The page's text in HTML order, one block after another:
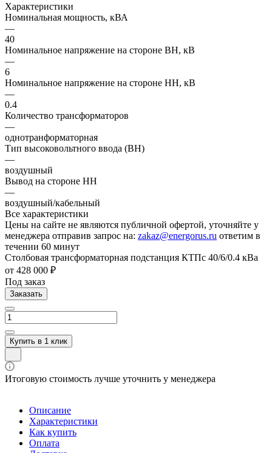
Характеристики
Номинальная мощность, кВА
—
40
Номинальное напряжение на стороне ВН, кВ
—
6
Номинальное напряжение на стороне НН, кВ
—
0.4
Количество трансформаторов
—
однотранформаторная
Тип высоковольтного ввода (ВН)
—
воздушный
Вывод на стороне НН
—
воздушный/кабельный
Все характеристики
Цены на сайте не являются публичной офертой, уточняйте у
менеджера отправив запрос на: zakaz@energorus.ru ответим в
течении 60 минут
Cтолбовая трансформаторная подстанция КТПc 40/6/0.4 кВа
от 428 000 ₽
Под заказ
Заказать
Купить в 1 клик
Итоговую стоимость лучше уточнить у менеджера
Описание
Характеристики
Как купить
Оплата